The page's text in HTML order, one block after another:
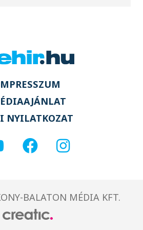
NYILATKOZAT
BALATON MÉDIA KFT.